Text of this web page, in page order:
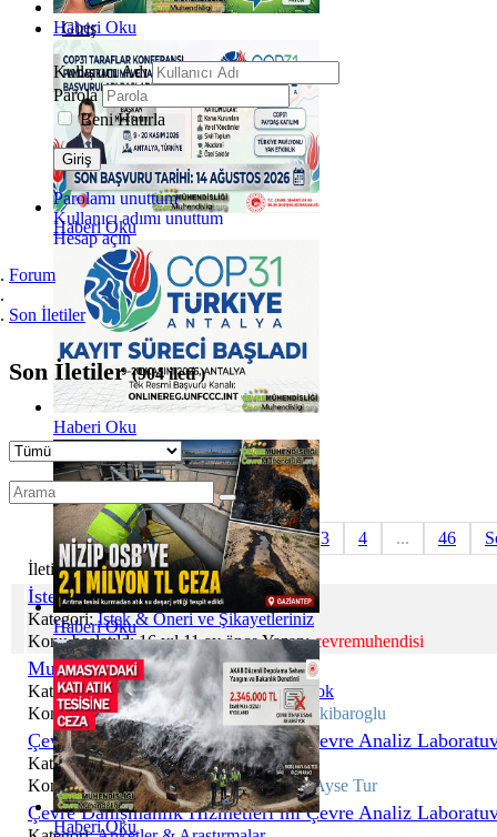
Haberi Oku
Haberi Oku
Haberi Oku
Haberi Oku
Haberi Oku
Giriş
Kullanıcı Adı
Parola
Beni Hatırla
Giriş
Parolamı unuttum
Kullanıcı adımı unuttum
Hesap açın
Forum
Son İletiler
Son İletiler(904 ileti )
Başlangıç Önceki 1 2 3 4 ... 46
İleti / Konu
İstek Öneri ve Şikayetleriniz
Kategori:İstek & Öneri ve Şikayetleriniz
Konu başlatıldı 16 yıl 11 ay önce Yazan:cevremuhendisi
Muafiyet
Kategori:Hoşgeldiniz ; Bi SLM ‘da mı Yok
Konu başlatıldı 2 ay 5 gün önce Yazan:mkibaroglu
Çevre Danışmanlık Hizmetleri mi Çevre Analiz
Kategori:Anketler & Araştırmalar
Konu başlatıldı 4 ay 2 hafta önce Yazan:Ayse Tur
Çevre Danışmanlık Hizmetleri mi Çevre Analiz